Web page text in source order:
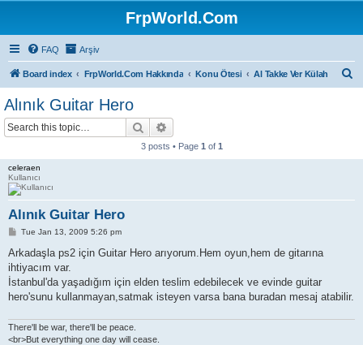
FrpWorld.Com
FAQ Arşiv
Board index FrpWorld.Com Hakkında Konu Ötesi Al Takke Ver Külah
Alınık Guitar Hero
Search
3 posts • Page 1 of 1
celeraen
Kullanıcı
Alınık Guitar Hero
P
s
Tue Jan 13, 2009 5:26 pm
Arkadaşla ps2 için Guitar Hero arıyorum.Hem oyun,hem de gitarına
ihtiyacım var.
İstanbul'da yaşadığım için elden teslim edebilecek ve evinde guitar
hero'sunu kullanmayan,satmak isteyen varsa bana buradan mesaj atabilir.
There'll be war, there'll be peace.
<br>But everything one day will cease.